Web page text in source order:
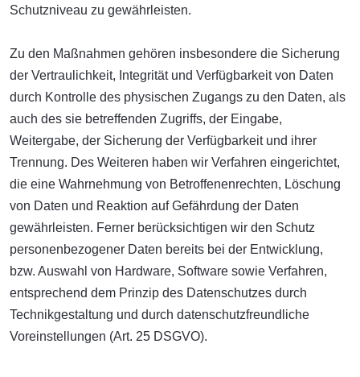
Schutzniveau zu gewährleisten.
Zu den Maßnahmen gehören insbesondere die Sicherung
der Vertraulichkeit, Integrität und Verfügbarkeit von Daten
durch Kontrolle des physischen Zugangs zu den Daten, als
auch des sie betreffenden Zugriffs, der Eingabe,
Weitergabe, der Sicherung der Verfügbarkeit und ihrer
Trennung. Des Weiteren haben wir Verfahren eingerichtet,
die eine Wahrnehmung von Betroffenenrechten, Löschung
von Daten und Reaktion auf Gefährdung der Daten
gewährleisten. Ferner berücksichtigen wir den Schutz
personenbezogener Daten bereits bei der Entwicklung,
bzw. Auswahl von Hardware, Software sowie Verfahren,
entsprechend dem Prinzip des Datenschutzes durch
Technikgestaltung und durch datenschutzfreundliche
Voreinstellungen (Art. 25 DSGVO).